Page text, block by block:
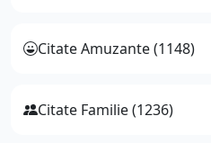
Citate Amuzante (1148)
Citate Familie (1236)